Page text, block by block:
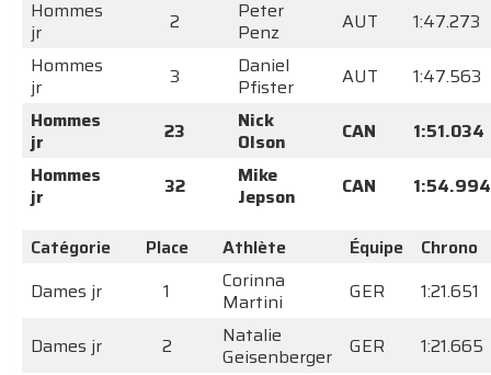
Hommes
jr
2
Peter
Penz
AUT
1:47.273
Hommes
jr
3
Daniel
Pfister
AUT
1:47.563
Hommes
jr
23
Nick
Olson
CAN
1:51.034
Hommes
jr
32
Mike
Jepson
CAN 1:54.994
Catégorie Place Athlète Équipe
Chrono
Dames jr
1
Corinna
Martini
GER
1:21.651
Dames jr
2
Natalie
Geisenberger
GER
1:21.665